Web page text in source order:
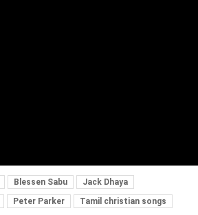
Blessen Sabu
Jack Dhaya
Peter Parker
Tamil christian songs